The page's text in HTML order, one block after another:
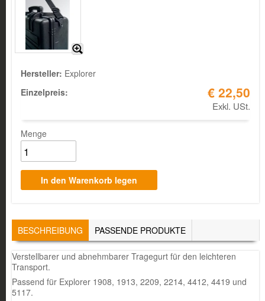
Hersteller: Explorer
Einzelpreis:
€ 22,50
Exkl. USt.
Menge
TABS
BESCHREIBUNG (AKTIVER
REITER)
PASSENDE PRODUKTE
Verstellbarer und abnehmbarer Tragegurt für den leichteren
Transport.
Passend für Explorer 1908, 1913, 2209, 2214, 4412, 4419 und
5117.